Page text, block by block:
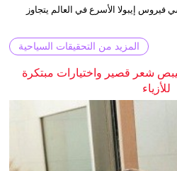
إيبولا الأسرع في العالم يتجاوز
المزيد من التحقيقات السياحية
شعر قصير واختيارات مبتكرة
للأزياء